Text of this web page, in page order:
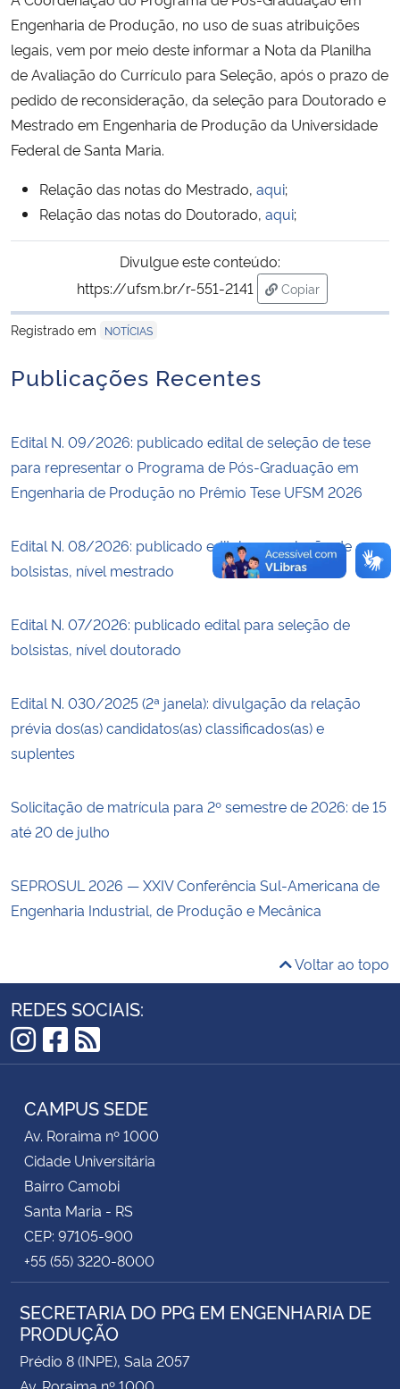
Ministério do Turismo
Ministério do Desenvolvimento Regional
Controladoria-Geral da União
Ministério da Mulher, da Família e dos Direitos Humanos
Gabinete de Segurança Institucional
Advocacia-Geral da União
Planalto
Engenharia de Produção, no uso de suas atribuições
legais, vem por meio deste informar a Nota da Planilha
de Avaliação do Currículo para Seleção, após o prazo de
pedido de reconsideração, da seleção para Doutorado e
Mestrado em Engenharia de Produção da Universidade
Federal de Santa Maria.
Relação das notas do Mestrado, aqui;
Relação das notas do Doutorado, aqui;
Divulgue este conteúdo:
https://ufsm.br/r-551-2141
Copiar
para área de
Registrado em
NOTÍCIAS
Publicações Recentes
Edital N. 09/2026: publicado edital de seleção de tese
para representar o Programa de Pós-Graduação em
Engenharia de Produção no Prêmio Tese UFSM 2026
Edital N. 08/2026: publicado edital para seleção de
bolsistas, nível mestrado
Edital N. 07/2026: publicado edital para seleção de
bolsistas, nível doutorado
Edital N. 030/2025 (2ª janela): divulgação da relação
prévia dos(as) candidatos(as) classificados(as) e
suplentes
Solicitação de matrícula para 2º semestre de 2026: de 15
até 20 de julho
SEPROSUL 2026 — XXIV Conferência Sul-Americana de
Engenharia Industrial, de Produção e Mecânica
Voltar ao topo
REDES SOCIAIS:
Instagram
Facebook
RSS
CAMPUS SEDE
Av. Roraima nº 1000
Cidade Universitária
Bairro Camobi
Santa Maria - RS
CEP: 97105-900
+55 (55) 3220-8000
SECRETARIA DO PPG EM ENGENHARIA DE
PRODUÇÃO
Prédio 8 (INPE), Sala 2057
Av. Roraima nº 1000